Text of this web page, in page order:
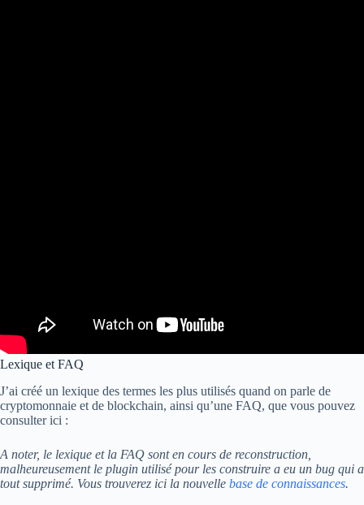
Lexique et FAQ
J’ai créé un lexique des termes les plus utilisés quand on parle de
cryptomonnaie et de blockchain, ainsi qu’une FAQ, que vous pouvez
consulter ici :
A noter, le lexique et la FAQ sont en cours de reconstruction,
malheureusement le plugin utilisé pour les construire a eu un bug qui a
tout supprimé. Vous trouverez ici la nouvelle base de connaissances.